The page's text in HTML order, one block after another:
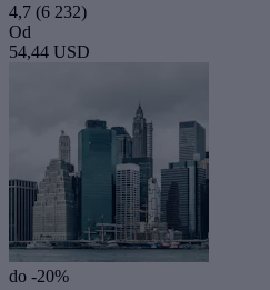
4,7 (6 232)
Od
54,44 USD
do -20%